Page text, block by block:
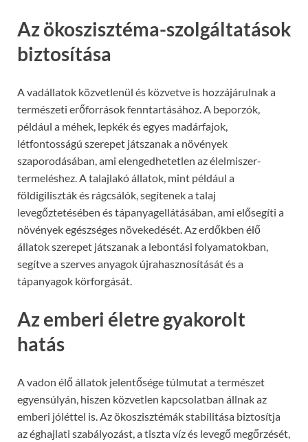
Az ökoszisztéma-szolgáltatások
biztosítása
A vadállatok közvetlenül és közvetve is hozzájárulnak a
természeti erőforrások fenntartásához. A beporzók,
például a méhek, lepkék és egyes madárfajok,
létfontosságú szerepet játszanak a növények
szaporodásában, ami elengedhetetlen az élelmiszer-
termeléshez. A talajlakó állatok, mint például a
földigiliszták és rágcsálók, segítenek a talaj
levegőztetésében és tápanyagellátásában, ami elősegíti a
növények egészséges növekedését. Az erdőkben élő
állatok szerepet játszanak a lebontási folyamatokban,
segítve a szerves anyagok újrahasznosítását és a
tápanyagok körforgását.
Az emberi életre gyakorolt
hatás
A vadon élő állatok jelentősége túlmutat a természet
egyensúlyán, hiszen közvetlen kapcsolatban állnak az
emberi jóléttel is. Az ökoszisztémák stabilitása biztosítja
az éghajlati szabályozást, a tiszta víz és levegő megőrzését,